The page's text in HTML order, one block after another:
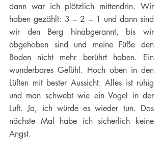
dann war ich plötzlich mittendrin. Wir
haben gezählt: 3 – 2 – 1 und dann sind
wir den Berg hinabgerannt, bis wir
abgehoben sind und meine Füße den
Boden nicht mehr berührt haben. Ein
wunderbares Gefühl. Hoch oben in den
Lüften mit bester Aussicht. Alles ist ruhig
und man schwebt wie ein Vogel in der
Luft. Ja, ich würde es wieder tun. Das
nächste Mal habe ich sicherlich keine
Angst.